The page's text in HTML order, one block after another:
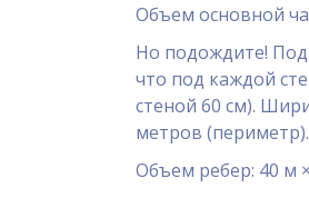
Объем основной
Но подождите!
что под каждой
стеной 60 см).
метров (периметр).
Объем ребер: 40 м